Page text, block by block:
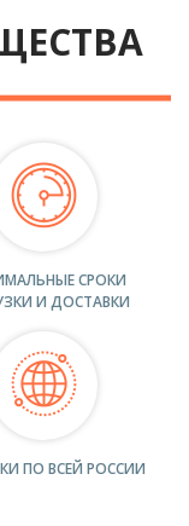
СРОКИ
И ДОСТАВКИ
ПО ВСЕЙ РОССИИ